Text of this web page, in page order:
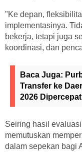
"Ke depan,
implementasinya.
bekerja, tetapi juga
koordinasi, dan
Baca Juga:
Transfer ke
2026 Dipercepat
Seiring hasil
memutuskan
dalam sepekan bagi